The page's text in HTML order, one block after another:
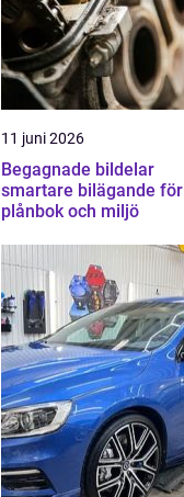
11 juni 2026
Begagnade bildelar
smartare bilägande för
plånbok och miljö